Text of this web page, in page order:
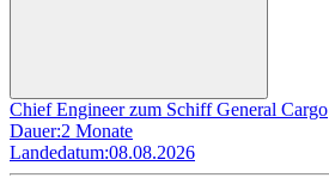
Chief Engineer zum Schiff General Cargo
Dauer:2 Monate
Landedatum:08.08.2026